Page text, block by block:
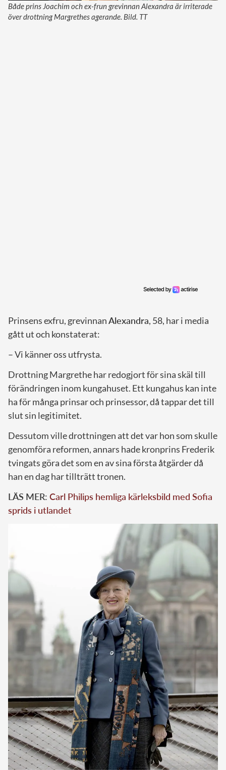
Både prins Joachim och ex-frun grevinnan Alexandra är irriterade
över drottning Margrethes agerande. Bild. TT
Prinsens exfru, grevinnanAlexandra, 58, har i media
gått ut och konstaterat:
– Vi känner oss utfrysta.
Drottning Margrethe har redogjort för sina skäl till
förändringen inom kungahuset. Ett kungahus kan inte
ha för många prinsar och prinsessor, då tappar det till
slut sin legitimitet.
Dessutom ville drottningen att det var hon som skulle
genomföra reformen, annars hade kronprins Frederik
tvingats göra det som en av sina första åtgärder då
han en dag har tillträtt tronen.
LÄS MER: Carl Philips hemliga kärleksbild med Sofia
sprids i utlandet